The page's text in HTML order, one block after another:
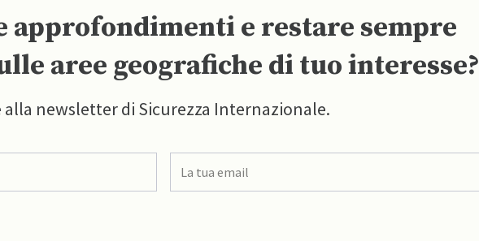
approfondimenti e restare sempre
aree geografiche di tuo interesse?
newsletter di Sicurezza Internazionale.